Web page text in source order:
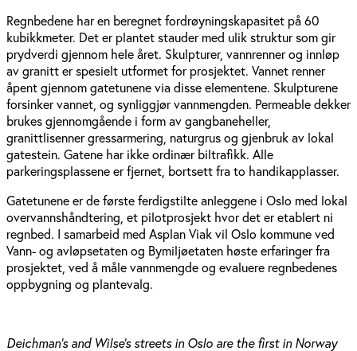
Regnbedene har en beregnet fordrøyningskapasitet på 60
kubikkmeter. Det er plantet stauder med ulik struktur som gir
prydverdi gjennom hele året. Skulpturer, vannrenner og innløp
av granitt er spesielt utformet for prosjektet. Vannet renner
åpent gjennom gatetunene via disse elementene. Skulpturene
forsinker vannet, og synliggjør vannmengden. Permeable dekker
brukes gjennomgående i form av gangbaneheller,
granittlisenner gressarmering, naturgrus og gjenbruk av lokal
gatestein. Gatene har ikke ordinær biltrafikk. Alle
parkeringsplassene er fjernet, bortsett fra to handikapplasser.
Gatetunene er de første ferdigstilte anleggene i Oslo med lokal
overvannshåndtering, et pilotprosjekt hvor det er etablert ni
regnbed. I samarbeid med Asplan Viak vil Oslo kommune ved
Vann- og avløpsetaten og Bymiljøetaten høste erfaringer fra
prosjektet, ved å måle vannmengde og evaluere regnbedenes
oppbygning og plantevalg.
Deichman’s and Wilse’s streets in Oslo are the first in Norway